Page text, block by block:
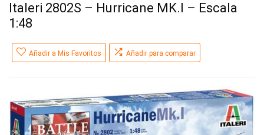
Italeri 2802S – Hurricane MK.I – Escala
1:48
Añadir a Mis Favoritos Añadir para comparar